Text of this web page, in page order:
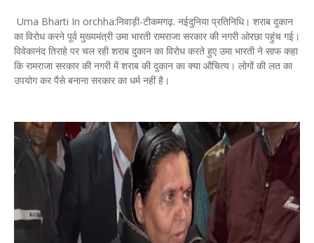
Uma Bharti In orchha:निवाड़ी-टीकमगढ़. नईदुनिया प्रतिनिधि। शराब दुकान
का विरोध करने पूर्व मुख्यमंत्री उमा भारती रामराजा सरकार की नगरी ओरछा पहुंच गई।
विवेकानंद तिराहे पर चल रही शराब दुकान का विरोध करते हुए उमा भारती ने साफ कहा
कि रामराजा सरकार की नगरी में शराब की दुकान का क्या औचित्य। लोगों की लत का
उपयोग कर पैसे बनाना सरकार का धर्म नहीं है।